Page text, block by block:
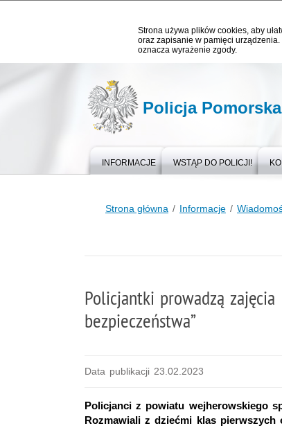
Strona używa plików cookies, aby
oraz zapisanie w pamięci
oznacza wyrażenie zgody.
Policja Pomorska
INFORMACJE WSTĄP DO POLICJI!
Strona główna Informacje
Policjantki prowadzą
bezpieczeństwa”
Data publikacji 23.02.2023
Policjanci z powiatu wejherowskiego
Rozmawiali z dziećmi klas